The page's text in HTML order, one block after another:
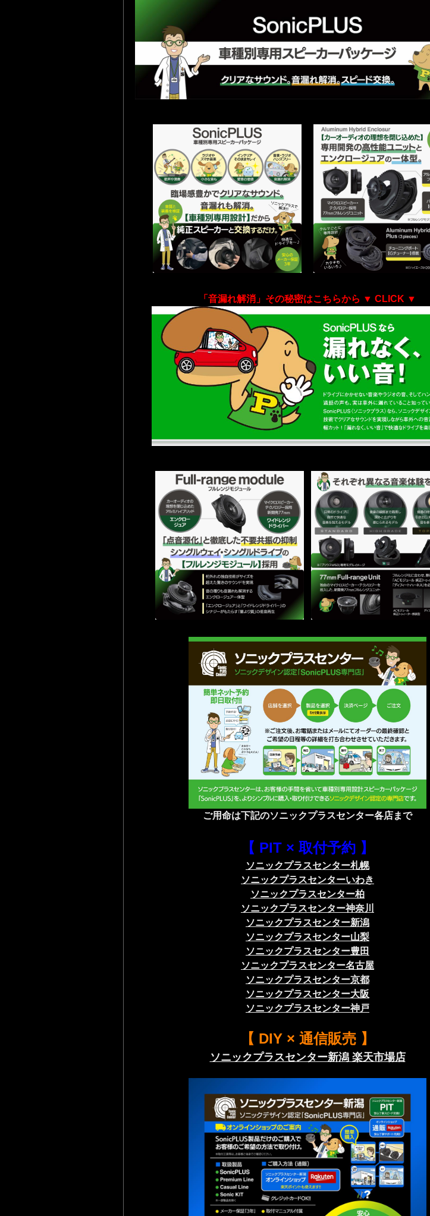
「音漏れ解消」その秘密はこちらから ▼ CLICK ▼
ご用命は下記のソニックプラスセンター各店まで
【 PIT × 取付予約 】
ソニックプラスセンター札幌
ソニックプラスセンターいわき
ソニックプラスセンター柏
ソニックプラスセンター神奈川
ソニックプラスセンター新潟
ソニックプラスセンター山梨
ソニックプラスセンター豊田
ソニックプラスセンター名古屋
ソニックプラスセンター京都
ソニックプラスセンター大阪
ソニックプラスセンター神戸
【 DIY × 通信販売 】
ソニックプラスセンター新潟 楽天市場店